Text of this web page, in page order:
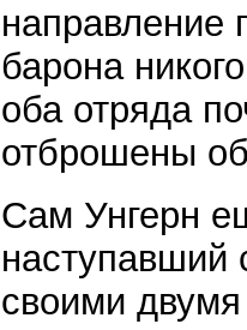
направление
барона
оба отряда
отброшены
Сам Унгерн
наступавший
своими